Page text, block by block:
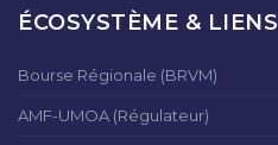
ÉCOSYSTÈME & LIENS
Bourse Régionale (BRVM)
AMF-UMOA (Régulateur)